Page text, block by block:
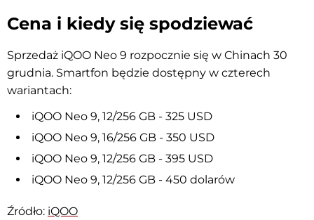
Cena i kiedy się spodziewać
Sprzedaż iQOO Neo 9 rozpocznie się w Chinach 30
grudnia. Smartfon będzie dostępny w czterech
wariantach:
iQOO Neo 9, 12/256 GB - 325 USD
iQOO Neo 9, 16/256 GB - 350 USD
iQOO Neo 9, 12/256 GB - 395 USD
iQOO Neo 9, 12/256 GB - 450 dolarów
Źródło: iQOO